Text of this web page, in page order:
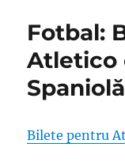
Fotbal:
Atletico
Spaniolă
Bilete pentru